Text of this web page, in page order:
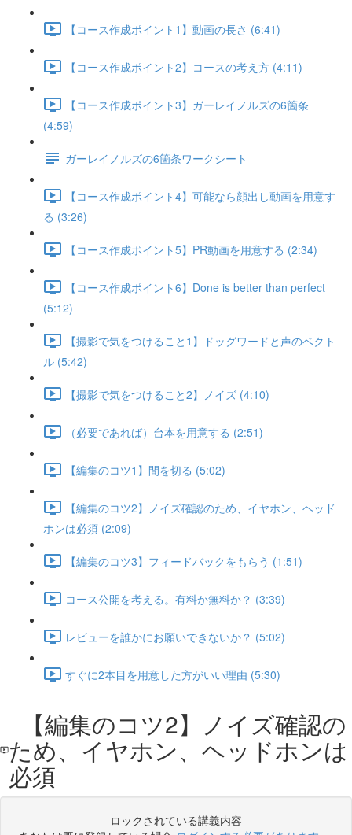
【コース作成ポイント1】動画の長さ (6:41)
【コース作成ポイント2】コースの考え方 (4:11)
【コース作成ポイント3】ガーレイノルズの6箇条
(4:59)
ガーレイノルズの6箇条ワークシート
【コース作成ポイント4】可能なら顔出し動画を用意す
る (3:26)
【コース作成ポイント5】PR動画を用意する (2:34)
【コース作成ポイント6】Done is better than perfect
(5:12)
【撮影で気をつけること1】ドッグワードと声のベクト
ル (5:42)
【撮影で気をつけること2】ノイズ (4:10)
（必要であれば）台本を用意する (2:51)
【編集のコツ1】間を切る (5:02)
【編集のコツ2】ノイズ確認のため、イヤホン、ヘッド
ホンは必須 (2:09)
【編集のコツ3】フィードバックをもらう (1:51)
コース公開を考える。有料か無料か？ (3:39)
レビューを誰かにお願いできないか？ (5:02)
すぐに2本目を用意した方がいい理由 (5:30)
【編集のコツ2】ノイズ確認の
ため、イヤホン、ヘッドホンは
必須
ロックされている講義内容